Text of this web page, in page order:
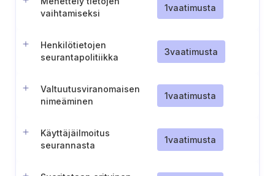
alihankkijoille
vaihtamiseksi
1vaatimusta
Henkilötietojen
seurantapolitiikka
3vaatimusta
Valtuutusviranomaisen
nimeäminen
1vaatimusta
Käyttäjäilmoitus
seurannasta
1vaatimusta